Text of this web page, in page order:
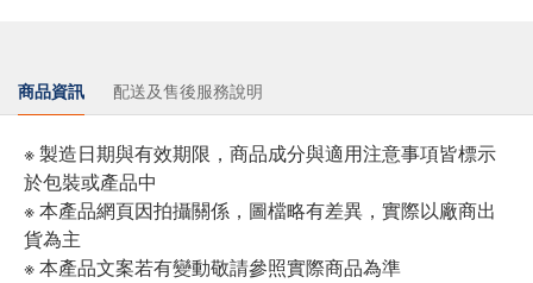
商品資訊 配送及售後服務說明
※ 製造日期與有效期限，商品成分與適用注意事項皆標示
於包裝或產品中
※ 本產品網頁因拍攝關係，圖檔略有差異，實際以廠商出
貨為主
※ 本產品文案若有變動敬請參照實際商品為準